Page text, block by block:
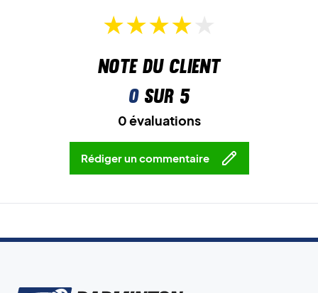
Note du client
0sur 5
0 évaluations
Rédiger un commentaire